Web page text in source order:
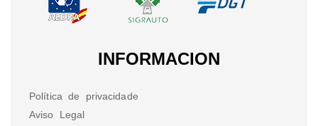
INFORMACION
Política de privacidade
Aviso Legal